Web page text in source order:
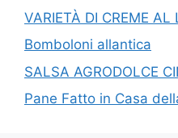
VARIETÀ DI CREME AL
Bomboloni allantica
SALSA AGRODOLCE
Pane Fatto in Casa